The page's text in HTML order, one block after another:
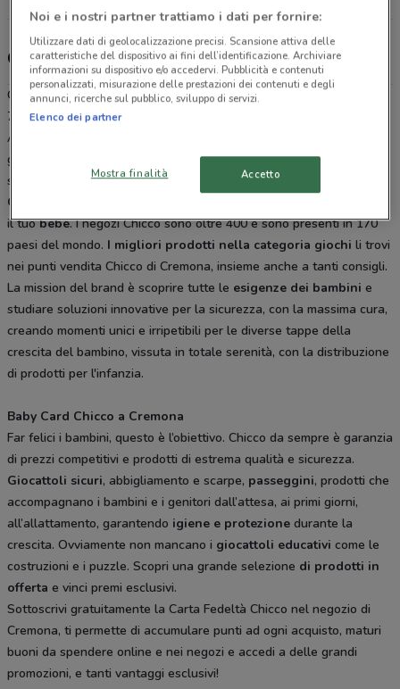
Gli sconti del nuovo volantino Chicco e i negozi
Chicco è presente in vari punti della città: lo trovi in Corso Garibaldi
75 Cremona, Via Cremona 10 Manerbio, Centro Commerciale Le
Arcate Via Cremona 10 Manerbio. Tutti i negozi sono aperti tutti i
giorni dal Lunedì alla Sabato e offrono i migliori prodotti per la tua
spesa.
Chicco
il tuobebè. I negozi Chicco sono oltre 400 e sono presenti in 170
paesi del mondo. I migliori prodotti nella categoria giochi li trovi
nei punti vendita Chicco di Cremona, insieme anche a tanti consigli.
La mission del brand è scoprire tutte le esigenze dei bambini e
studiare soluzioni innovative per la sicurezza, con la massima cura,
creando momenti unici e irripetibili per le diverse tappe della
crescita del bambino, vissuta in totale serenità, con la distribuzione
di prodotti per l'infanzia.
Baby Card Chicco a Cremona
Far felici i bambini, questo è l’obiettivo. Chicco da sempre è garanzia
di prezzi competitivi e prodotti di estrema qualità e sicurezza.
Giocattoli sicuri, abbigliamento e scarpe, passeggini, prodotti che
accompagnano i bambini e i genitori dall’attesa, ai primi giorni,
all’allattamento, garantendo igiene e protezione durante la
crescita. Ovviamente non mancano i giocattoli educativi come le
costruzioni e i puzzle. Scopri una grande selezione di prodotti in
offerta e vinci premi esclusivi.
Sottoscrivi gratuitamente la Carta Fedeltà Chicco nel negozio di
Cremona, ti permette di accumulare punti ad ogni acquisto, maturi
buoni da spendere online e nei negozi e accedi a delle grandi
promozioni, e tanti vantaggi esclusivi!
Noi e i nostri partner trattiamo i dati per fornire:
Utilizzare dati di geolocalizzazione precisi. Scansione attiva delle
caratteristiche del dispositivo ai fini dell’identificazione. Archiviare
informazioni su dispositivo e/o accedervi. Pubblicità e contenuti
personalizzati, misurazione delle prestazioni dei contenuti e degli
annunci, ricerche sul pubblico, sviluppo di servizi.
Elenco dei partner
Mostra finalità Accetto